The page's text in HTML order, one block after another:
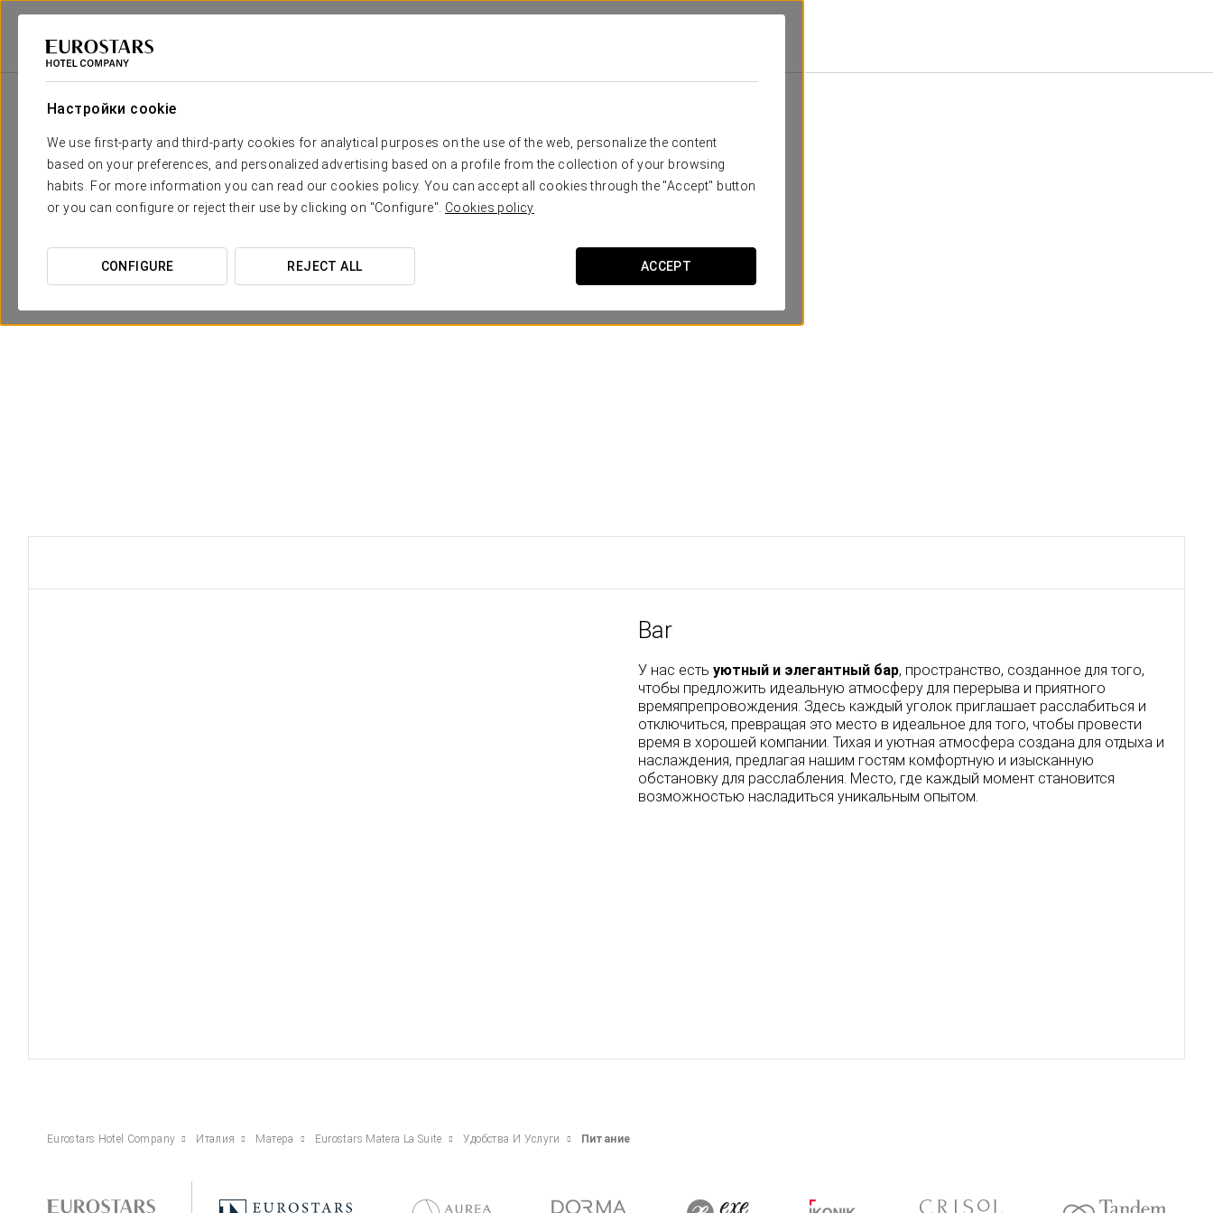
Настройки cookie
We use first-party and third-party cookies for analytical purposes on the use of the web, personalize the content
based on your preferences, and personalized advertising based on a profile from the collection of your browsing
habits. For more information you can read our cookies policy. You can accept all cookies through the "Accept" button
or you can configure or reject their use by clicking on "Configure". Cookies policy
CONFIGURE REJECT ALL ACCEPT
Eurostars Hotel Company
Bar
У нас есть уютный и элегантный бар, пространство, созданное для того,
чтобы предложить идеальную атмосферу для перерыва и приятного
времяпрепровождения. Здесь каждый уголок приглашает расслабиться и
отключиться, превращая это место в идеальное для того, чтобы провести
время в хорошей компании. Тихая и уютная атмосфера создана для отдыха и
наслаждения, предлагая нашим гостям комфортную и изысканную
обстановку для расслабления. Место, где каждый момент становится
возможностью насладиться уникальным опытом.
Eurostars Hotel Company Италия Матера Eurostars Matera La Suite Удобства И Услуги Питание